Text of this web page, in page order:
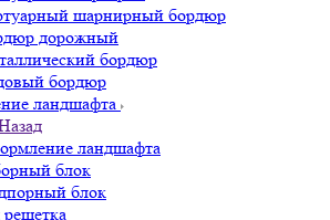
шарнирный бордюр
дорожный
бордюр
бордюр
ландшафта
ландшафта
блок
блок
решетка